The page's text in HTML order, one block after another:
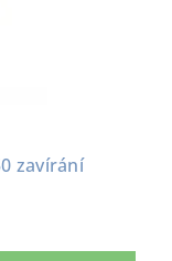
zavírání